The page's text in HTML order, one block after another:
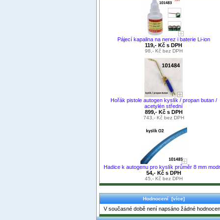
Pájecí kapalina na nerez i baterie Li-ion
119,- Kč s DPH
98,- Kč bez DPH
Hořák pistole autogen kyslík / propan butan /
acetylén střední
899,- Kč s DPH
743,- Kč bez DPH
Hadice k autogenu pro kyslík průměr 8 mm
54,- Kč s DPH
45,- Kč bez DPH
Hodnocení [více]
V současné době není napsáno žádné